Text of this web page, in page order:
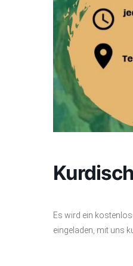
Es wird ein
eingeladen, mit uns